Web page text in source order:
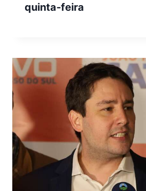
quinta-feira